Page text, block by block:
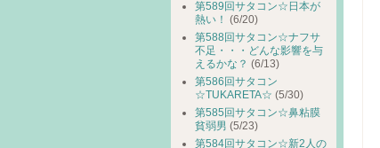
第589回サタコン☆日本が
熱い！ (6/20)
第588回サタコン☆ナフサ
不足・・・どんな影響を与
えるかな？ (6/13)
第586回サタコン
☆TUKARETA☆ (5/30)
第585回サタコン☆鼻粘膜
貧弱男 (5/23)
第584回サタコン☆新2人の